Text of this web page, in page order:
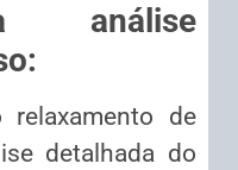
análise
de
detalhada do